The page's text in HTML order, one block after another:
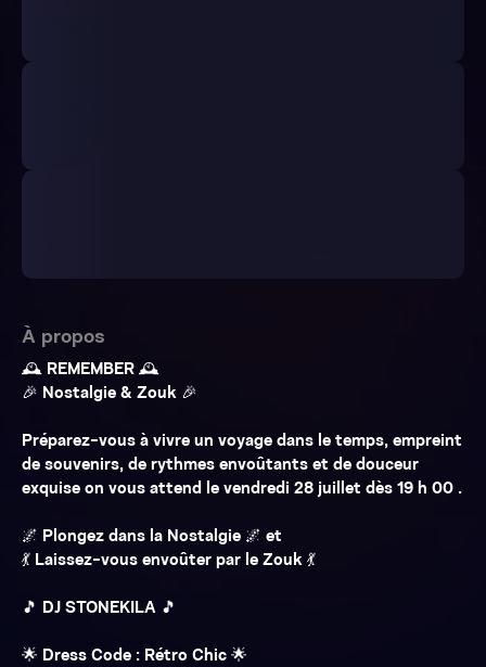
À propos
🕰️ REMEMBER 🕰️
🎉 Nostalgie & Zouk 🎉
Préparez-vous à vivre un voyage dans le temps, empreint
de souvenirs, de rythmes envoûtants et de douceur
exquise on vous attend le vendredi 28 juillet dès 19 h 00 .
🌌 Plongez dans la Nostalgie 🌌 et
💃 Laissez-vous envoûter par le Zouk 💃
🎵 DJ STONEKILA 🎵
🌟 Dress Code : Rétro Chic 🌟